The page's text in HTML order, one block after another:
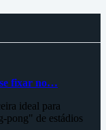
fixar no…
ideal para
pong" de estádios